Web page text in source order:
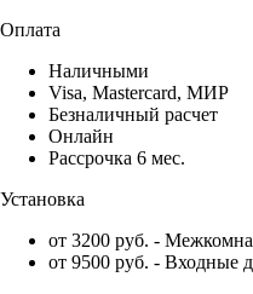
Оплата
Наличными
Visa, Mastercard, МИР
Безналичный расчет
Онлайн
Рассрочка 6 мес.
Установка
от 3200 руб. -
от 9500 руб. - Входные